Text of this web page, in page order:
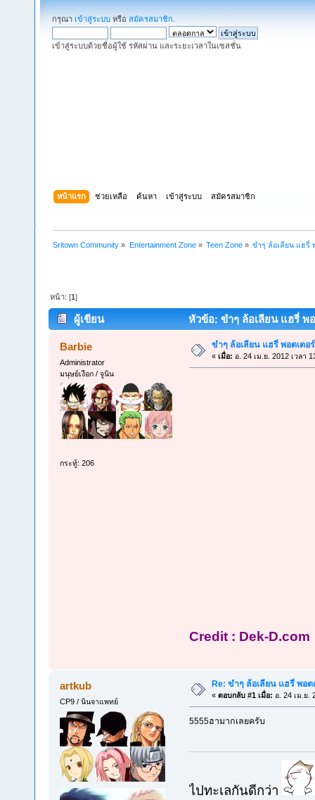
กรุณา เข้าสู่ระบบ หรือ สมัครสมาชิก
เข้าสู่ระบบด้วยชื่อผู้ใช้ รหัสผ่าน และระยะเวลาในเซสชั่น
หน้าแรก ช่วยเหลือ ค้นหา เข้าสู่ระบบ สมัครสมาชิก
Sritown Community » Entertainment Zone» Teen Zone» ขำๆ ล้อเลียน แฮรี่
หน้า: [1]
ผู้เขียน หัวข้อ: ขำๆ ล้อเลียน แฮรี่ พ
Barbie
Administrator
มนุษย์เงือก / จูนิน
กระทู้: 206
ขำๆ ล้อเลียน แฮรี่ พอตเตอร์
« เมื่อ: อ. 24 เม.ย. 2012 เวลา
Credit : Dek-D.com
artkub
CP9 / นินจาแพทย์
Re: ขำๆ ล้อเลียน แฮรี่ พอต
« ตอบกลับ #1 เมื่อ: อ. 24 เม.ย.
5555ฮามากเลยครับ
ไปทะเลกันดีกว่า